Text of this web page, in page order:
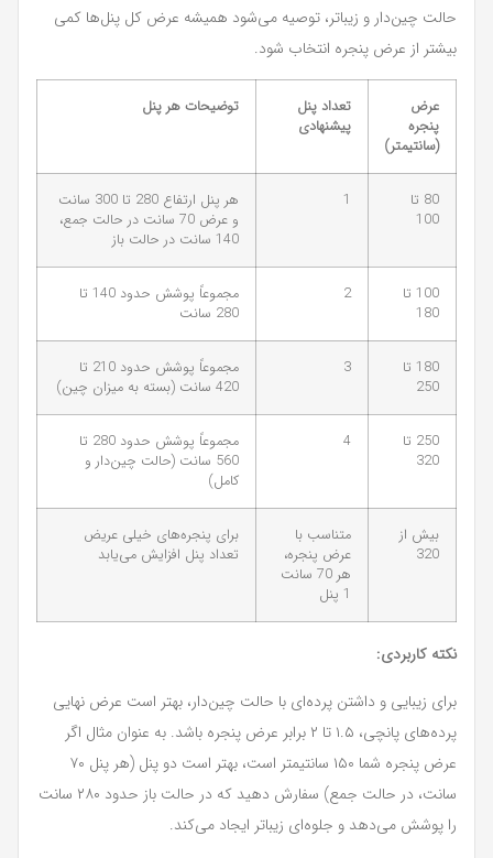
حالت چین‌دار و زیباتر، توصیه می‌شود همیشه عرض کل پنل‌ها کمی
بیشتر از عرض پنجره انتخاب شود.
عرض
پنجره
(سانتیمتر)
تعداد پنل
پیشنهادی
توضیحات هر پنل
80 تا
100
1
هر پنل ارتفاع 280 تا 300 سانت
و عرض 70 سانت در حالت جمع،
140 سانت در حالت باز
100 تا
180
2
مجموعاً پوشش حدود 140 تا
280 سانت
180 تا
250
3
مجموعاً پوشش حدود 210 تا
420 سانت (بسته به میزان چین)
250 تا
320
4
مجموعاً پوشش حدود 280 تا
560 سانت (حالت چین‌دار و
کامل)
بیش از
320
متناسب با
عرض پنجره،
هر 70 سانت
1 پنل
برای پنجره‌های خیلی عریض
تعداد پنل افزایش می‌یابد
نکته کاربردی:
برای زیبایی و داشتن پرده‌ای با حالت چین‌دار، بهتر است عرض نهایی
پرده‌های پانچی، ۱.۵ تا ۲ برابر عرض پنجره باشد. به عنوان مثال اگر
عرض پنجره شما ۱۵۰ سانتیمتر است، بهتر است دو پنل (هر پنل ۷۰
سانت، در حالت جمع) سفارش دهید که در حالت باز حدود ۲۸۰ سانت
را پوشش می‌دهد و جلوه‌ای زیباتر ایجاد می‌کند.